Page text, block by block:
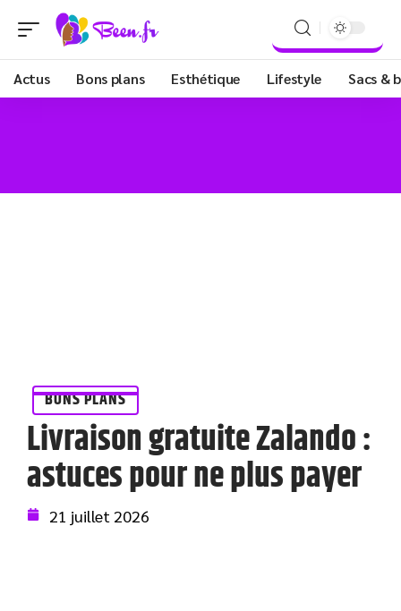
Actus Bons plans Esthétique Lifestyle Sacs &
BONS PLANS
Livraison gratuite Zalando :
astuces pour ne plus payer
21 juillet 2026